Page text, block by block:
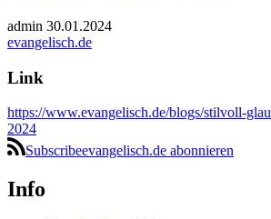
admin 30.01.2024
evangelisch.de
Link
https://www.evangelisch.de/blogs/stilvoll-
2024
Subscribeevangelisch.de abonnieren
Info